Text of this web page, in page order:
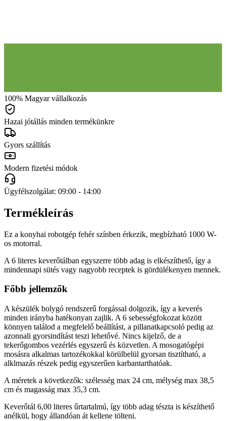
100% Magyar vállalkozás
Hazai jótállás minden termékünkre
Gyors szállítás
Modern fizetési módok
Ügyfélszolgálat: 09:00 - 14:00
Termékleírás
Ez a konyhai robotgép fehér színben érkezik, megbízható 1000 W-
os motorral.
A 6 literes keverőtálban egyszerre több adag is elkészíthető, így a
mindennapi sütés vagy nagyobb receptek is gördülékenyen mennek.
Főbb jellemzők
A készülék bolygó rendszerű forgással dolgozik, így a keverés
minden irányba hatékonyan zajlik. A 6 sebességfokozat között
könnyen találod a megfelelő beállítást, a pillanatkapcsoló pedig az
azonnali gyorsindítást teszi lehetővé. Nincs kijelző, de a
tekerőgombos vezérlés egyszerű és közvetlen. A mosogatógépi
mosásra alkalmas tartozékokkal körülbelül gyorsan tisztítható, a
alklmazás részek pedig egyszerűen karbantarthatóak.
A méretek a következők: szélesség max 24 cm, mélység max 38,5
cm és magasság max 35,3 cm.
Keverőtál 6,00 literes űrtartalmú, így több adag tészta is készíthető
anélkül, hogy állandóan át kellene tölteni.